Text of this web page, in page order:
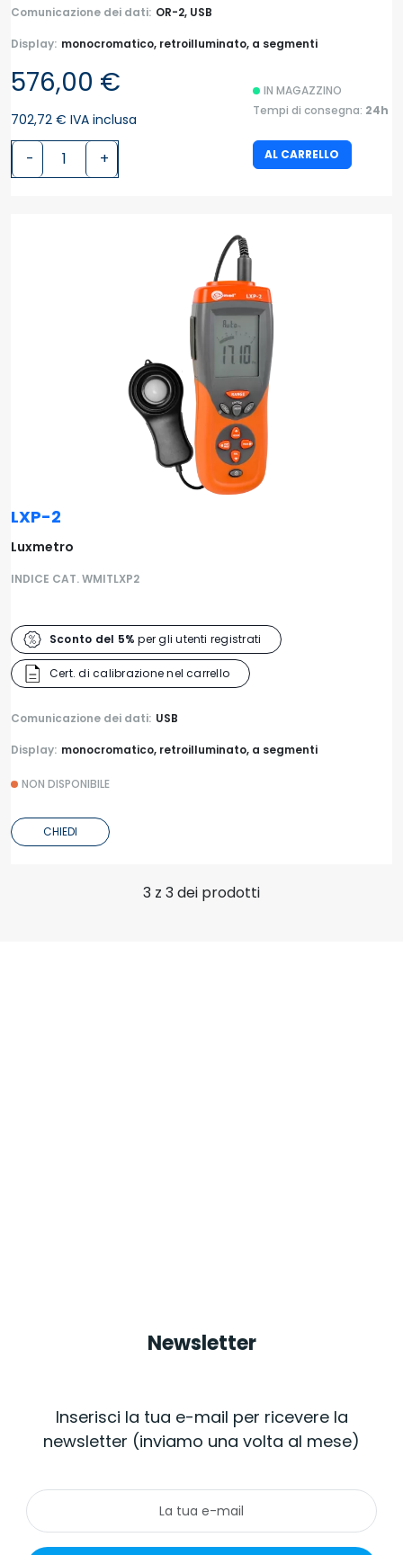
Comunicazione dei dati: OR-2, USB
Display: monocromatico, retroilluminato, a segmenti
576,00 €
702,72 € IVA inclusa
- +
IN MAGAZZINO
Tempi di consegna: 24h
AL CARRELLO
LXP-2
Luxmetro
INDICE CAT. WMITLXP2
Sconto del 5% per gli utenti registrati
Cert. di calibrazione nel carrello
Comunicazione dei dati: USB
Display: monocromatico, retroilluminato, a segmenti
NON DISPONIBILE
CHIEDI
3 z 3 dei prodotti
Newsletter
Inserisci la tua e-mail per ricevere la
newsletter (inviamo una volta al mese)